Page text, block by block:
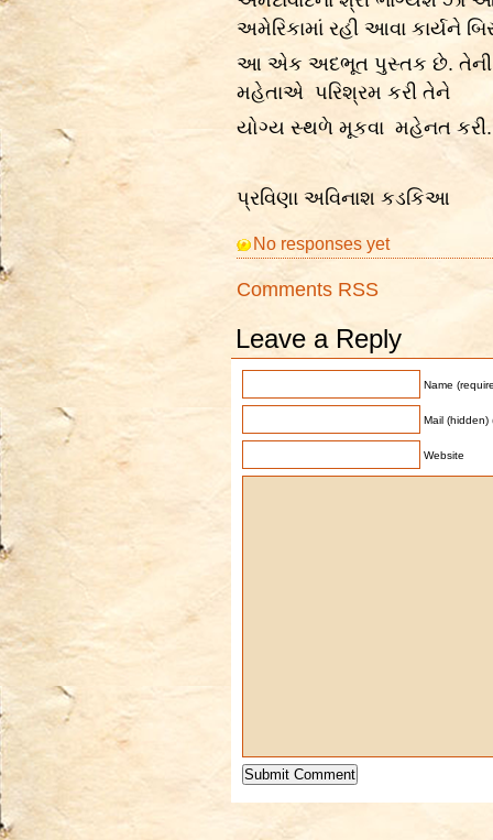
અમેરિકામાં રહી આવા કાર્યને
આ એક અદભૂત પુસ્તક છે. તેની
મહેતાએ પરિશ્રમ કરી તેને
યોગ્ય સ્થળે મૂકવા મહેનત
પ્રવિણા અવિનાશ કડકિઆ
No responses yet
Comments RSS
Leave a Reply
Name
Mail (hidden)
Website